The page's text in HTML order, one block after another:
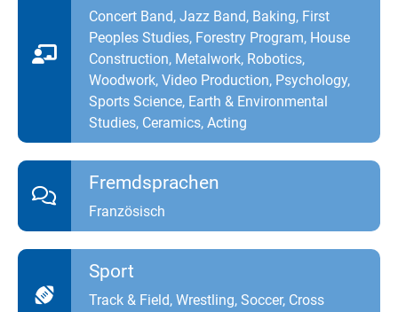
Concert Band, Jazz Band, Baking, First
Peoples Studies, Forestry Program, House
Construction, Metalwork, Robotics,
Woodwork, Video Production, Psychology,
Sports Science, Earth & Environmental
Studies, Ceramics, Acting
Fremdsprachen
Französisch
Sport
Track & Field, Wrestling, Soccer, Cross